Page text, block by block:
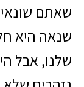
שאתם
שנאה היא
שלנו, אבל